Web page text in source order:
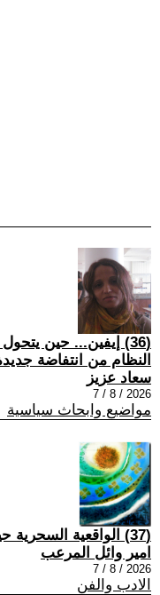
(36) إيفين... حين
النظام من انتفاضة
سعاد عزيز
2026 / 8 / 7
مواضيع وابحاث سياسية
(37) الواقعية السحرية حين نحللها رياضيا
امير وائل المرعب
2026 / 8 / 7
الادب والفن